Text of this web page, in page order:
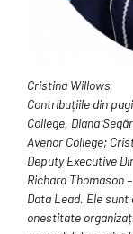
Cristina Willows
Contribuțiile din
College, Diana
Avenor College;
Deputy Executive
Richard Thomason
Data Lead. Ele
onestitate